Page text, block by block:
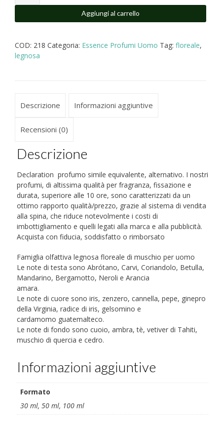
Cartier
profumo
equivalente
uomo
Aggiungi al carrello
COD: 218 Categoria: Essence Profumi Uomo Tag: floreale,
legnosa
Descrizione Informazioni aggiuntive
Recensioni (0)
Descrizione
Declaration profumo simile equivalente, alternativo. I nostri
profumi, di altissima qualità per fragranza, fissazione e
durata, superiore alle 10 ore, sono caratterizzati da un
ottimo rapporto qualità/prezzo, grazie al sistema di vendita
alla spina, che riduce notevolmente i costi di
imbottigliamento e quelli legati alla marca e alla pubblicità.
Acquista con fiducia, soddisfatto o rimborsato
Famiglia olfattiva legnosa floreale di muschio per uomo
Le note di testa sono Abrótano, Carvi, Coriandolo, Betulla,
Mandarino, Bergamotto, Neroli e Arancia
amara.
Le note di cuore sono iris, zenzero, cannella, pepe, ginepro
della Virginia, radice di iris, gelsomino e
cardamomo guatemalteco.
Le note di fondo sono cuoio, ambra, tè, vetiver di Tahiti,
muschio di quercia e cedro.
Informazioni aggiuntive
Formato
30 ml, 50 ml, 100 ml